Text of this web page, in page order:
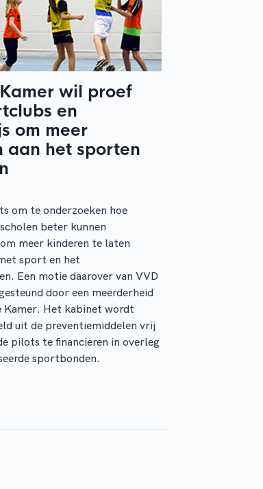
wil proef
en
om meer
aan het sporten
om te onderzoeken hoe
beter kunnen
meer kinderen te laten
sport en het
Een motie daarover van VVD
door een meerderheid
Kamer. Het kabinet wordt
uit de preventiemiddelen vrij
pilots te financieren in overleg
sportbonden.